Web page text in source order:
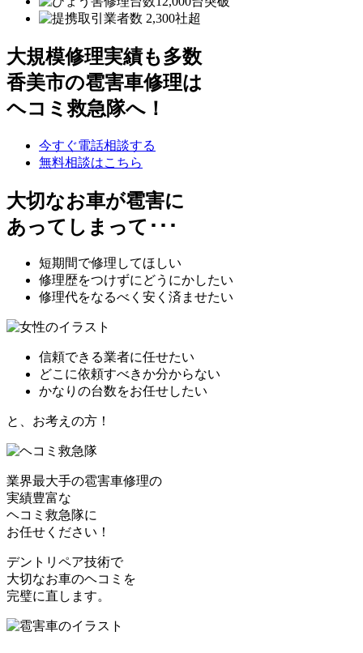
大規模修理実績も多数
香美市の雹害車修理は
ヘコミ救急隊へ！
今すぐ電話相談する
無料相談はこちら
大切なお車が雹害に
あってしまって･･･
短期間で修理してほしい
修理歴をつけずにどうにかしたい
修理代をなるべく安く済ませたい
信頼できる業者に任せたい
どこに依頼すべきか分からない
かなりの台数をお任せしたい
と、お考えの方！
業界最大手の雹害車修理の
実績豊富な
ヘコミ救急隊に
お任せください！
デントリペア技術で
大切なお車のヘコミを
完璧に直します。